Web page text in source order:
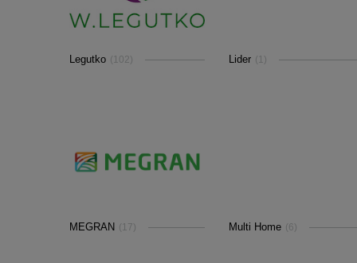
Legutko (102) Lider (1)
MEGRAN (17) Multi Home (6)